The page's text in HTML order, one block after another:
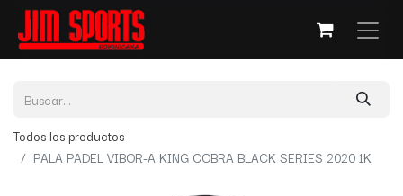
Todos los productos
PALA PADEL VIBOR-A KING COBRA BLACK SERIES 2020 1K